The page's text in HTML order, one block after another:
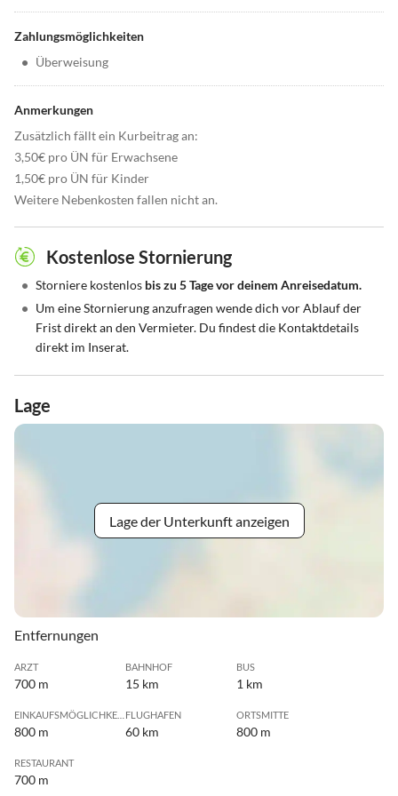
Zahlungsmöglichkeiten
• Überweisung
Anmerkungen
Zusätzlich fällt ein Kurbeitrag an:
3,50€ pro ÜN für Erwachsene
1,50€ pro ÜN für Kinder
Weitere Nebenkosten fallen nicht an.
Kostenlose Stornierung
• Storniere kostenlos bis zu 5 Tage vor deinem Anreisedatum.
• Um eine Stornierung anzufragen wende dich vor Ablauf der
Frist direkt an den Vermieter. Du findest die Kontaktdetails
direkt im Inserat.
Lage
Lage der Unterkunft anzeigen
Entfernungen
ARZT
700 m
BAHNHOF
15 km
BUS
1 km
800 m
FLUGHAFEN
60 km
ORTSMITTE
800 m
RESTAURANT
700 m